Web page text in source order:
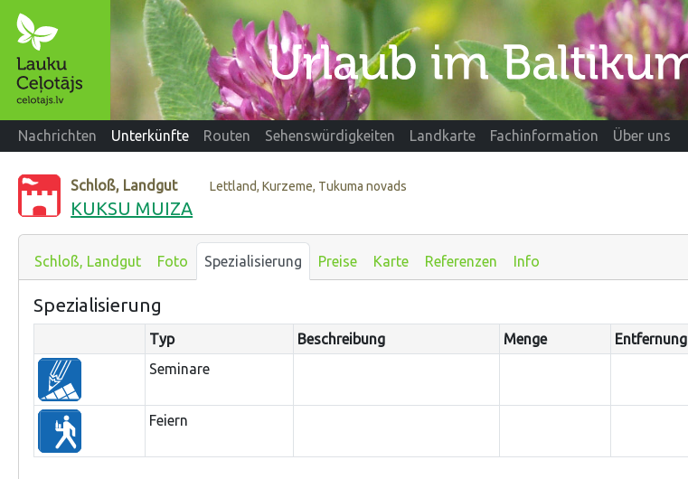
Nachrichten Unterkünfte Routen Sehenswürdigkeiten Landkarte Fachinformation Über uns
Schloß, Landgut Lettland, Kurzeme, Tukuma novads
KUKSU MUIZA
Schloß, Landgut Foto Spezialisierung Preise Karte Referenzen Info
Spezialisierung
Typ Beschreibung Menge
Entfernung
Seminare
Feiern